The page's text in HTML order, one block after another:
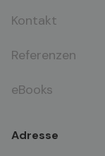
Kontakt
Referenzen
eBooks
Adresse